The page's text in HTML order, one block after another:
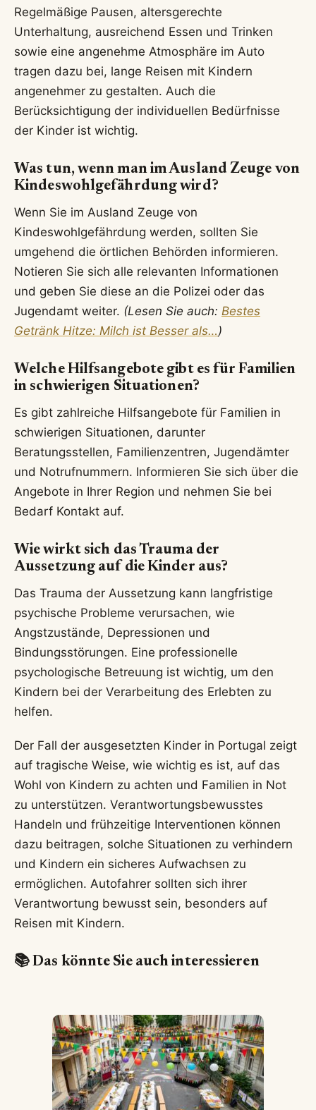
Regelmäßige Pausen, altersgerechte
Unterhaltung, ausreichend Essen und Trinken
sowie eine angenehme Atmosphäre im Auto
tragen dazu bei, lange Reisen mit Kindern
angenehmer zu gestalten. Auch die
Berücksichtigung der individuellen Bedürfnisse
der Kinder ist wichtig.
Was tun, wenn man im Ausland Zeuge von
Kindeswohlgefährdung wird?
Wenn Sie im Ausland Zeuge von
Kindeswohlgefährdung werden, sollten Sie
umgehend die örtlichen Behörden informieren.
Notieren Sie sich alle relevanten Informationen
und geben Sie diese an die Polizei oder das
Jugendamt weiter. (Lesen Sie auch: Bestes
Getränk Hitze: Milch ist Besser als…)
Welche Hilfsangebote gibt es für Familien
in schwierigen Situationen?
Es gibt zahlreiche Hilfsangebote für Familien in
schwierigen Situationen, darunter
Beratungsstellen, Familienzentren, Jugendämter
und Notrufnummern. Informieren Sie sich über die
Angebote in Ihrer Region und nehmen Sie bei
Bedarf Kontakt auf.
Wie wirkt sich das Trauma der
Aussetzung auf die Kinder aus?
Das Trauma der Aussetzung kann langfristige
psychische Probleme verursachen, wie
Angstzustände, Depressionen und
Bindungsstörungen. Eine professionelle
psychologische Betreuung ist wichtig, um den
Kindern bei der Verarbeitung des Erlebten zu
helfen.
Der Fall der ausgesetzten Kinder in Portugal zeigt
auf tragische Weise, wie wichtig es ist, auf das
Wohl von Kindern zu achten und Familien in Not
zu unterstützen. Verantwortungsbewusstes
Handeln und frühzeitige Interventionen können
dazu beitragen, solche Situationen zu verhindern
und Kindern ein sicheres Aufwachsen zu
ermöglichen. Autofahrer sollten sich ihrer
Verantwortung bewusst sein, besonders auf
Reisen mit Kindern.
📚 Das könnte Sie auch interessieren